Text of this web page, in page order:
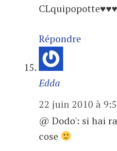
CLquipopotte♥♥♥
Répondre
Edda
22 juin 2010 à
@ Dodo': si hai
cose